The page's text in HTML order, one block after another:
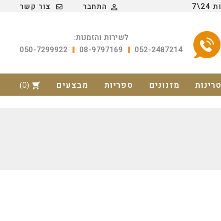
 התחבר צור קשר
לשירות והזמנות:
052-2487214
08-9797169
050-7299922
shopping_cart
(0) מזנונים ספריות מבצעים